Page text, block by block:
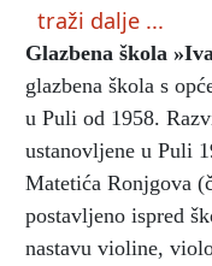
traži dalje ...
Glazbena škola
glazbena škola s
u Puli od 1958.
ustanovljene u Puli
Matetića Ronjgova
postavljeno ispred
nastavu violine,